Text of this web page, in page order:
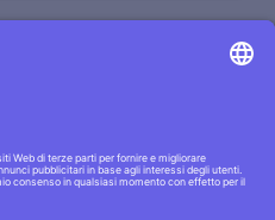
Condizioni generali·|·